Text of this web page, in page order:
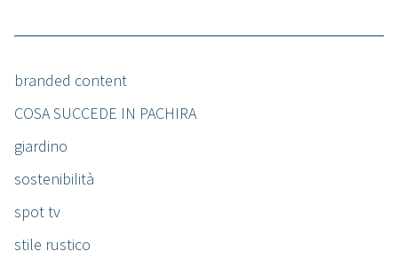
branded content
COSA SUCCEDE IN PACHIRA
giardino
sostenibilità
spot tv
stile rustico